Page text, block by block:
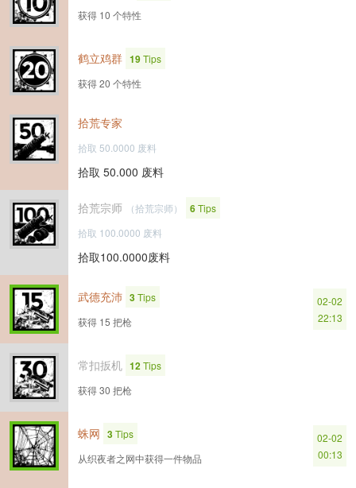
获得 10 个特性
鹤立鸡群 19Tips
获得 20 个特性
拾荒专家
拾取 50.0000 废料
拾取 50.000 废料
拾荒宗师 （拾荒宗师） 6Tips
拾取 100.0000 废料
拾取100.0000废料
武德充沛 3Tips
获得 15 把枪
02-02
22:13
常扣扳机 12Tips
获得 30 把枪
蛛网 3Tips
从织夜者之网中获得一件物品
02-02
00:13